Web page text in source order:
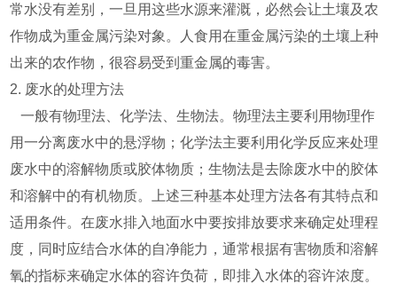
常水没有差别，一旦用这些水源来灌溉，必然会让土壤及农
作物成为重金属污染对象。人食用在重金属污染的土壤上种
出来的农作物，很容易受到重金属的毒害。
2. 废水的处理方法
一般有物理法、化学法、生物法。物理法主要利用物理作
用一分离废水中的悬浮物；化学法主要利用化学反应来处理
废水中的溶解物质或胶体物质；生物法是去除废水中的胶体
和溶解中的有机物质。上述三种基本处理方法各有其特点和
适用条件。在废水排入地面水中要按排放要求来确定处理程
度，同时应结合水体的自净能力，通常根据有害物质和溶解
氧的指标来确定水体的容许负荷，即排入水体的容许浓度。